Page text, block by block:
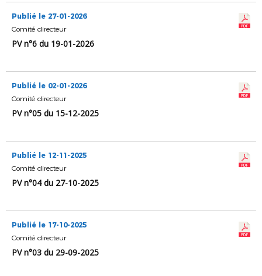
Publié le 27-01-2026
Comité directeur
PV n°6 du 19-01-2026
Publié le 02-01-2026
Comité directeur
PV n°05 du 15-12-2025
Publié le 12-11-2025
Comité directeur
PV n°04 du 27-10-2025
Publié le 17-10-2025
Comité directeur
PV n°03 du 29-09-2025